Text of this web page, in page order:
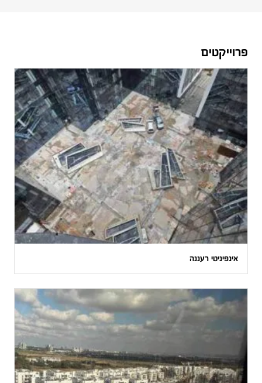
פרוייקטים
אינפיניטי רעננה